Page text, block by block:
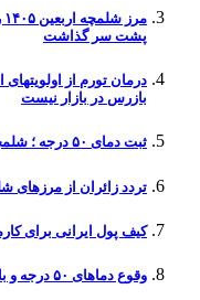
پشت سر گذاشت
درمان تورم از
بازرس در بازار نیست
ثبت دمای ۵۰ درجه ؛ شلمچه، نجف و کربلا در فهرست گرم ترین شهرها
تردد زائران از مرزهای شلمچه و
کیف پول ایرانی برای
وقوع دما‌های ۵۰ درجه و بالاتر برای جنوب غرب خوزستان تا شنبه ۱۷ مرداد